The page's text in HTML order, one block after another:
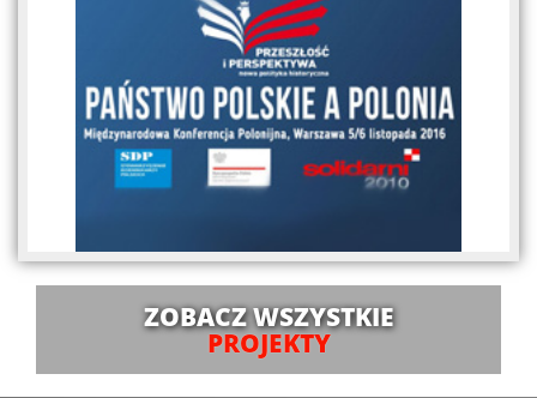
ZOBACZ WSZYSTKIE
PROJEKTY